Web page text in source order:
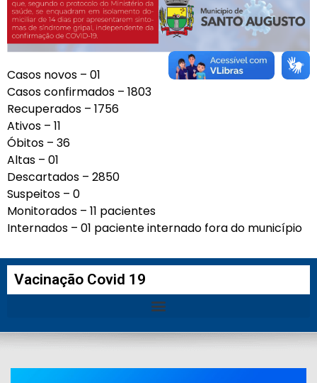
Casos novos – 01
Casos confirmados – 1803
Recuperados – 1756
Ativos – 11
Óbitos – 36
Altas – 01
Descartados – 2850
Suspeitos – 0
Monitorados – 11 pacientes
Internados – 01 paciente internado fora do município
Vacinação Covid 19